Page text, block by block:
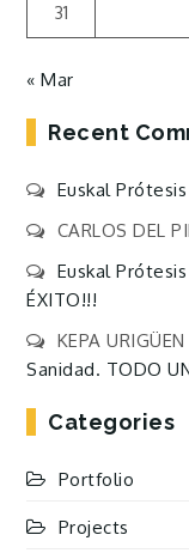
31
« Mar
Recent
Euskal Prótesis
CARLOS DEL
Euskal Prótesis
ÉXITO!!!
KEPA
Sanidad. TODO
Categories
Portfolio
Projects